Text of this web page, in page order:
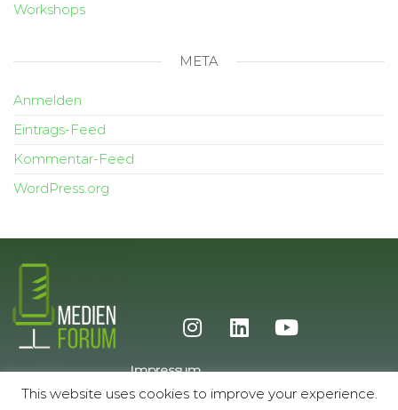
Workshops
META
Anmelden
Eintrags-Feed
Kommentar-Feed
WordPress.org
Impressum
Datenschutz
This website uses cookies to improve your experience.